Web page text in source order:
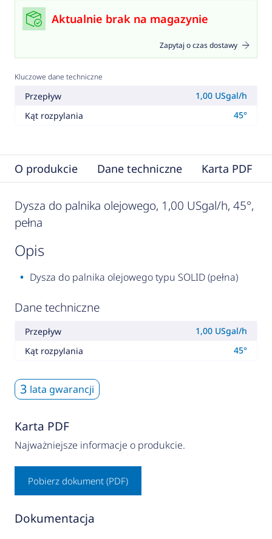
Aktualnie brak na magazynie
Zapytaj o czas dostawy
Kluczowe dane techniczne
Przepływ
1,00 USgal/h
Kąt rozpylania
45°
O produkcie Dane techniczne Karta PDF
Dysza do palnika olejowego, 1,00 USgal/h, 45°,
pełna
opis
Dysza do palnika olejowego typu SOLID (pełna)
Dane techniczne
Przepływ
1,00 USgal/h
Kąt rozpylania
45°
3 lata gwarancji
Karta PDF
Najważniejsze informacje o produkcie.
Pobierz dokument (PDF)
Dokumentacja